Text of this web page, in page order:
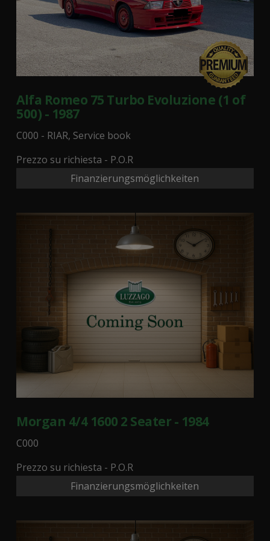
Alfa Romeo 75 Turbo Evoluzione (1 of
500) - 1987
C000 - RIAR, Service book
Prezzo su richiesta - P.O.R
Finanzierungsmöglichkeiten
Morgan 4/4 1600 2 Seater - 1984
C000
Prezzo su richiesta - P.O.R
Finanzierungsmöglichkeiten